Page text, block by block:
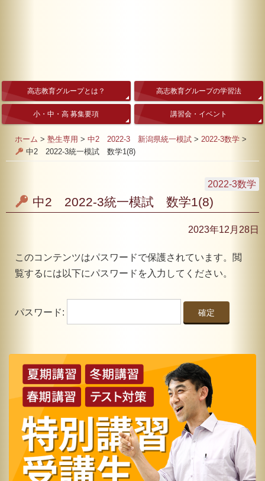
高志教育グループとは？ 高志教育グループの学習法
小・中・高 募集要項 講習会・イベント
ホーム > 塾生専用 > 中2 2022-3 新潟県統一模試 > 2022-3数学 >
中2 2022-3統一模試 数学1(8)
2022-3数学
中2 2022-3統一模試 数学1(8)
2023年12月28日
このコンテンツはパスワードで保護されています。閲
覧するには以下にパスワードを入力してください。
パスワード: